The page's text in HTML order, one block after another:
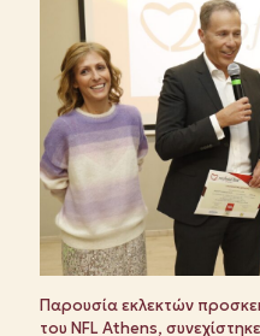
Παρουσία εκλεκτών
του NFL Athens,